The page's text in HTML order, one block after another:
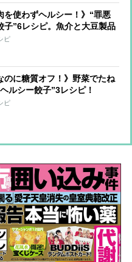
を使わずヘルシー！》“罪悪
子”6レシピ。魚介と大豆製品
！
ピ
のに糖質オフ！》野菜でたね
ルシー餃子”3レシピ！
ピ